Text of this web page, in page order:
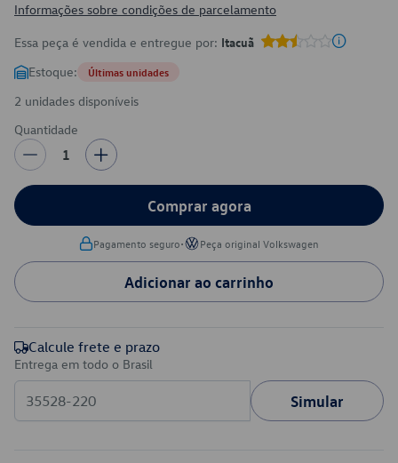
Informações sobre condições de parcelamento
Essa peça é vendida e entregue por: Itacuã
Estoque: Últimas unidades
2 unidades disponíveis
Quantidade
1
Comprar agora
Pagamento seguro• Peça original Volkswagen
Adicionar ao carrinho
Calcule frete e prazo
Entrega em todo o Brasil
Simular